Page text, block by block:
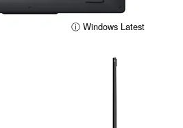
ⓘ Windows Latest